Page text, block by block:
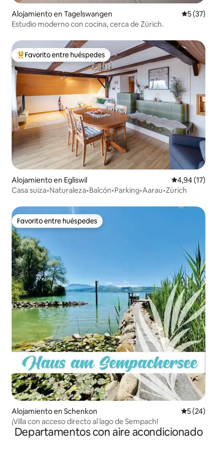
Alojamiento en Tagelswangen
5 (37)
Estudio moderno con cocina, cerca de Zúrich.
Favorito entre los huéspedes más destacados
Favorito entre huéspedes
Alojamiento en Egliswil Calificación
4,94 (17)
Casa suiza•Naturaleza•Balcón•Parking•Aarau•Zúrich
Favorito entre huéspedes
Favorito entre huéspedes
Alojamiento en Schenkon
5 (24)
¡Villa con acceso directo al lago de Sempach!
Departamentos con aire acondicionado